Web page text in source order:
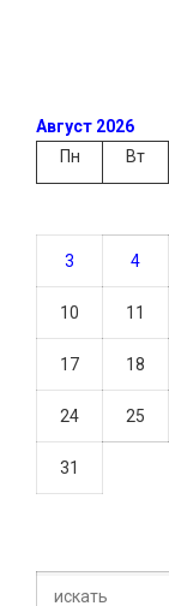
Август 2026
Пн
Вт
3 4
10 11
17 18
24 25
31